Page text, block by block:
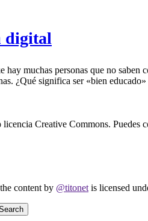
digital
hay muchas personas que no
¿Qué significa ser «bien
Creative Commons.
content by @titonetis licensed